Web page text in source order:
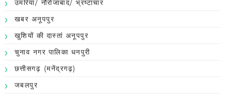
उमरिया/ नौरोजाबाद/ भ्रष्टाचार
खबर अनूपपुर
खुशियों की दास्तां अनूपपुर
चुनाव नगर पालिका धनपुरी
छत्तीसगढ़ (मनेंद्रगढ़)
जबलपुर